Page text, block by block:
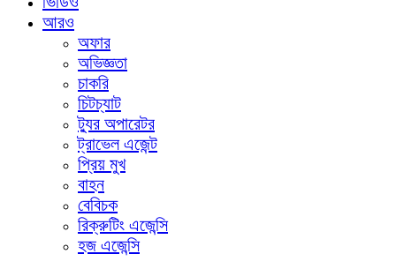
আরও
অফার
অভিজ্ঞতা
চাকরি
চিটচ্যাট
ট্যুর অপারেটর
ট্রাভেল এজেন্ট
প্রিয় মুখ
বাহন
বেবিচক
রিক্রুটিং এজেন্সি
হজ এজেন্সি